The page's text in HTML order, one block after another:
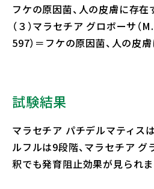
フケの原因菌、人の皮膚に存在
（３）マラセチア グロボーサ
597）＝フケの原因菌、人の皮
試験結果
マラセチア パチデルマティス
ルフルは9段階、マラセチア
釈でも発育阻止効果が見られま